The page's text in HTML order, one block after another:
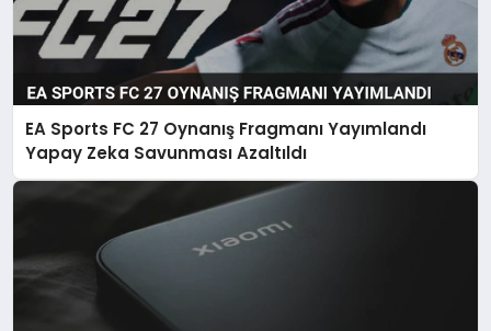
EA Sports FC 27 Oynanış Fragmanı Yayımlandı
Yapay Zeka Savunması Azaltıldı